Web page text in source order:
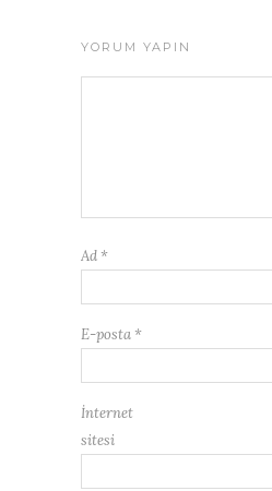
YORUM YAPIN
Ad *
E-posta *
İnternet
sitesi